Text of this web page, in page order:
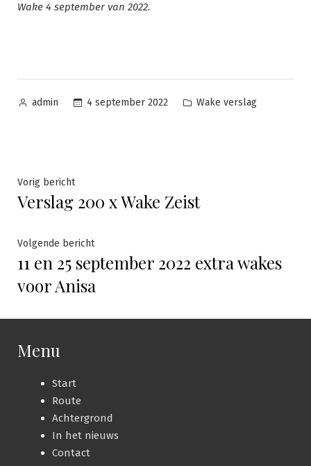
Wake 4 september van 2022.
Geplaatst
admin 4 september 2022
Geplaatst
Wake verslag
Bericht
navigatie
Vorig berichtVorig
bericht:
Verslag 200 x Wake Zeist
Volgende berichtVolgende
bericht:
11 en 25 september 2022 extra wakes
voor Anisa
Menu
Start
Route
Achtergrond
In het nieuws
Contact